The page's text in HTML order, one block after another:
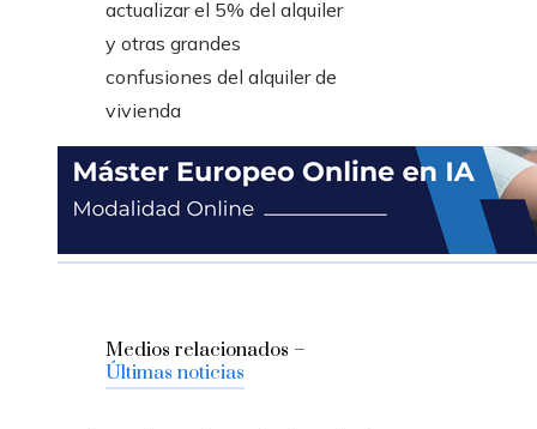
Medios relacionados –
Últimas noticias